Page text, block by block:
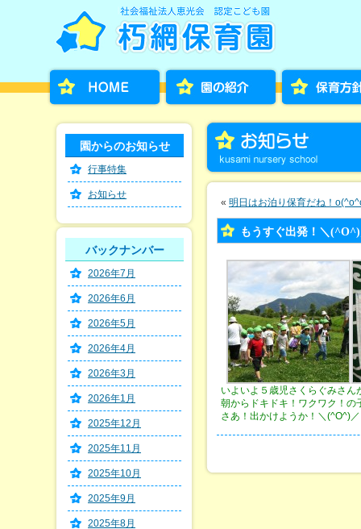
« 明日はお泊り保育だね！
もうすぐ出発！＼
いよいよ５歳児さくらぐみさ
朝からドキドキ！ワクワク！の
さあ！出かけようか！＼(^O^)
園からのお知らせ
行事特集
お知らせ
バックナンバー
2026年7月
2026年6月
2026年5月
2026年4月
2026年3月
2026年1月
2025年12月
2025年11月
2025年10月
2025年9月
2025年8月